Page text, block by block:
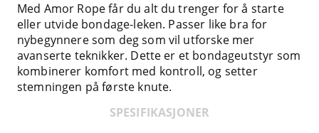
Med Amor Rope får du alt du trenger for å starte
eller utvide bondage-leken. Passer like bra for
nybegynnere som deg som vil utforske mer
avanserte teknikker. Dette er et bondageutstyr som
kombinerer komfort med kontroll, og setter
stemningen på første knute.
SPESIFIKASJONER